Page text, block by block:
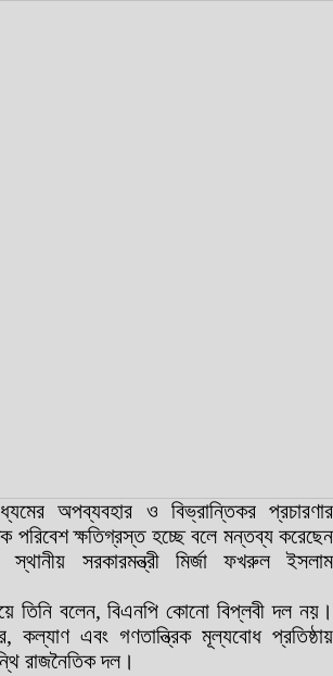
অপব্যবহার ও বিভ্রান্তিকর প্রচারণার
পরিবেশ ক্ষতিগ্রস্ত হচ্ছে বলে মন্তব্য করেছেন
সরকারমন্ত্রী মির্জা ফখরুল ইসলাম
তিনি বলেন, বিএনপি কোনো বিপ্লবী দল নয়।
কল্যাণ এবং গণতান্ত্রিক মূল্যবোধ প্রতিষ্ঠায়
রাজনৈতিক দল।